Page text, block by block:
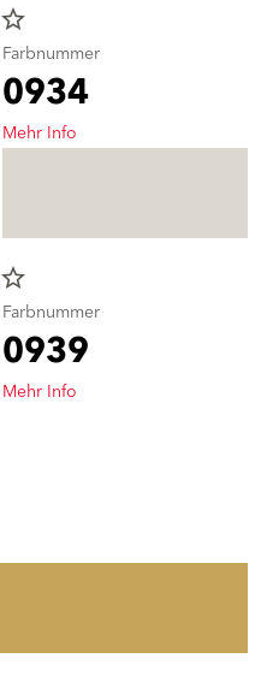
star_border
Farbnummer
0934
Mehr Info
star_border
Farbnummer
0939
Mehr Info